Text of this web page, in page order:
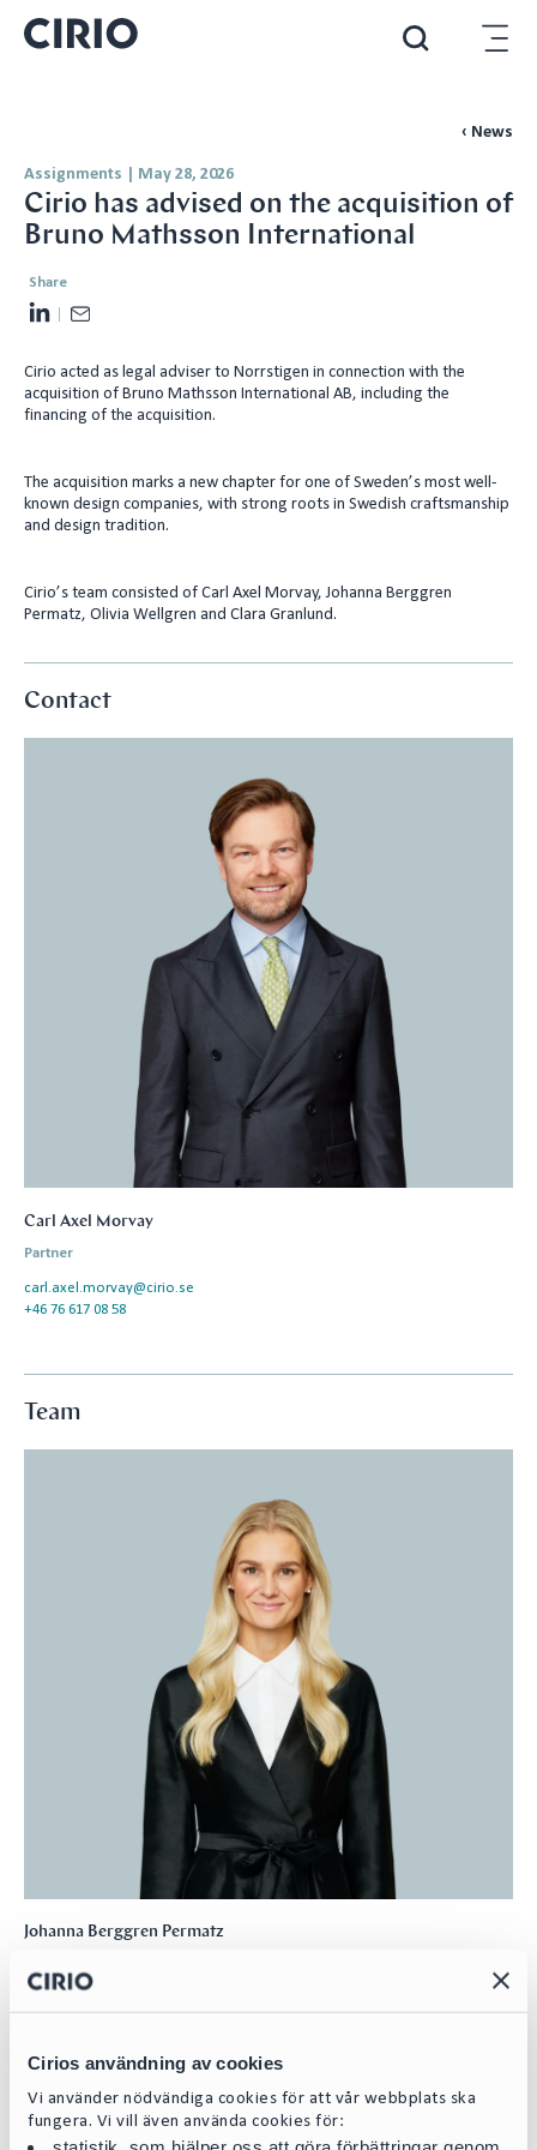
Cirios användning av cookies
Vi använder nödvändiga cookies för att vår webbplats ska
fungera. Vi vill även använda cookies för:
‹ News
Assignments May 28, 2026
Cirio has advised on the acquisition of
Bruno Mathsson International
Share
L
n
I
n
a
Cirio acted as legal adviser to Norrstigen in connection with the
acquisition of Bruno Mathsson International AB, including the
financing of the acquisition.
The acquisition marks a new chapter for one of Sweden’s most well-
known design companies, with strong roots in Swedish craftsmanship
and design tradition.
Cirio’s team consisted of Carl Axel Morvay, Johanna Berggren
Permatz, Olivia Wellgren and Clara Granlund.
Contact
Carl Axel Morvay
Partner
carl.axel.morvay@cirio.se
+46 76 617 08 58
Team
Johanna Berggren Permatz